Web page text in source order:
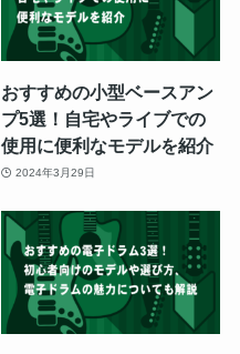
おすすめの小型ベースアン
プ5選！自宅やライブでの
使用に便利なモデルを紹介
2024年3月29日